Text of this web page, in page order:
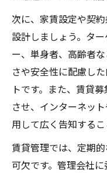
次に、家賃設定や契
設計しましょう。タ
ー、単身者、高齢者
さや安全性に配慮し
トです。また、賃貸
させ、インターネッ
用して広く告知するこ
賃貸管理では、定期
可欠です。管理会社